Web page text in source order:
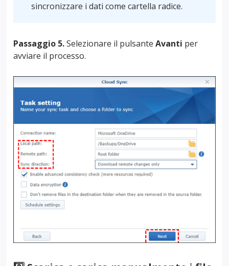
sincronizzare i dati come cartella radice.
Passaggio 5.Selezionare il pulsanteAvanti per
avviare il processo.